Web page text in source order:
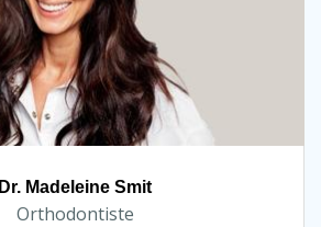
Dr. Madeleine Smit
Orthodontiste